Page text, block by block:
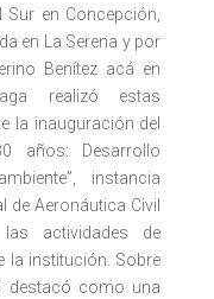
en Concepción,
en La Serena y por
Benítez acá en
realizó estas
la inauguración del
años: Desarrollo
instancia
de Aeronáutica Civil
actividades de
la institución. Sobre
destacó como una